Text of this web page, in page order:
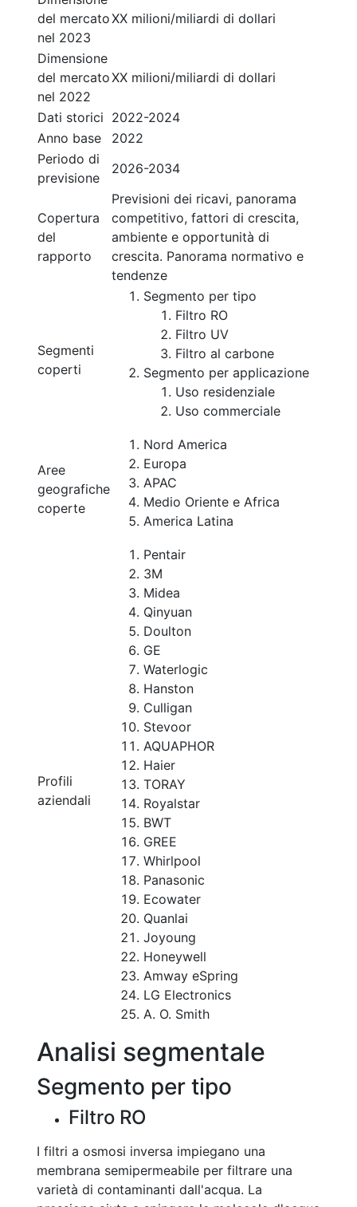
del mercato
nel 2023
XX milioni/miliardi di dollari
Dimensione
del mercato
nel 2022
XX milioni/miliardi di dollari
Dati storici 2022-2024
Anno base
2022
Periodo di
previsione
2026-2034
Copertura
del
rapporto
Previsioni dei ricavi, panorama
competitivo, fattori di crescita,
ambiente e opportunità di
crescita. Panorama normativo e
tendenze
Segmenti
coperti
Segmento per tipo
Filtro RO
Filtro UV
Filtro al carbone
Segmento per applicazione
Uso residenziale
Uso commerciale
Aree
geografiche
coperte
Nord America
Europa
APAC
Medio Oriente e Africa
America Latina
Profili
aziendali
Pentair
3M
Midea
Qinyuan
Doulton
GE
Waterlogic
Hanston
Culligan
Stevoor
AQUAPHOR
Haier
TORAY
Royalstar
BWT
GREE
Whirlpool
Panasonic
Ecowater
Quanlai
Joyoung
Honeywell
Amway eSpring
LG Electronics
A. O. Smith
Analisi segmentale
Segmento per tipo
Filtro RO
I filtri a osmosi inversa impiegano una
membrana semipermeabile per filtrare una
varietà di contaminanti dall'acqua. La